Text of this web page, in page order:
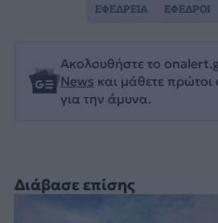
Διάβασε επίσης
Ακολουθήστε το
News και μάθετε πρώτοι
για την άμυνα.
ΕΦΕΔΡΕΙΑ ΕΦΕΔΡΟΙ